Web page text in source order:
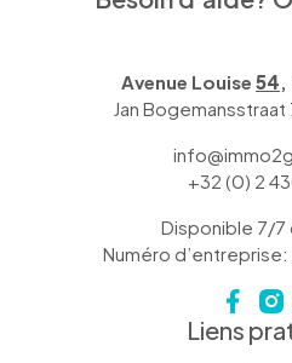
Avenue Louise 54
Jan Bogemansstraat
+32 (0) 2
Disponible 7/7
Numéro
Liens